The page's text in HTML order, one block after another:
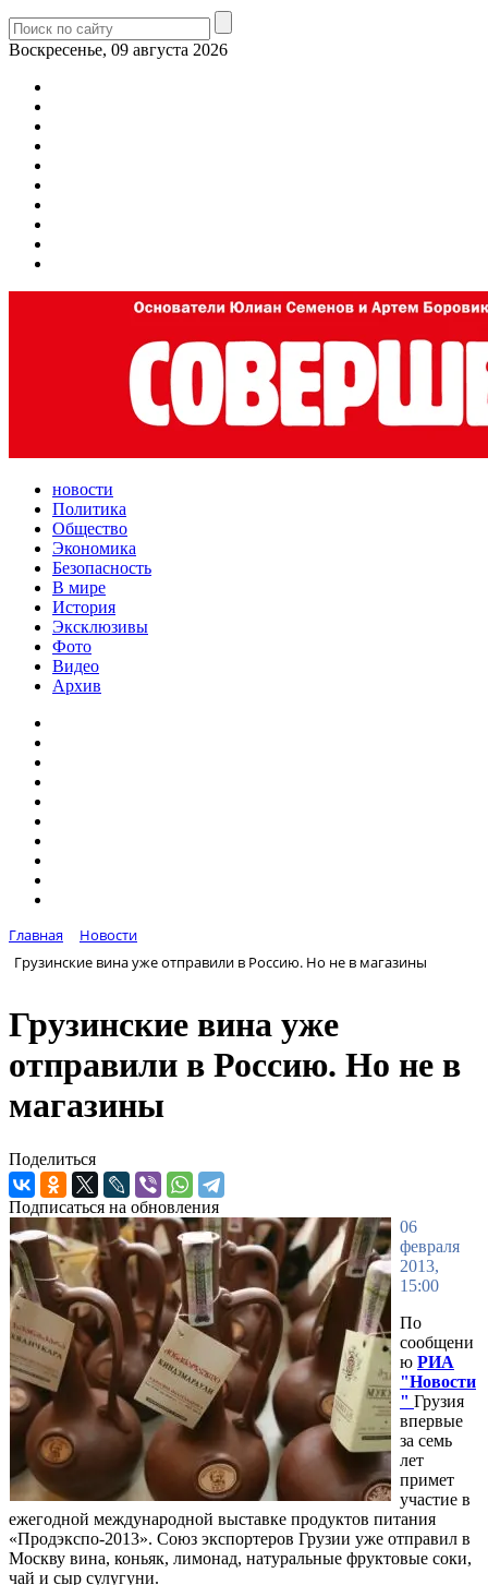
Воскресенье, 09 августа 2026
новости
Политика
Общество
Экономика
Безопасность
В мире
История
Эксклюзивы
Фото
Видео
Архив
Главная
Новости
Грузинские вина уже отправили в Россию. Но не в магазины
Грузинские вина уже
отправили в Россию. Но не в
магазины
Поделиться
Подписаться на обновления
06
февраля
2013,
15:00
По
сообщени
ю РИА
"Новости
" Грузия
впервые
за семь
лет
примет
участие в
ежегодной международной выставке продуктов питания
«Продэкспо-2013». Союз экспортеров Грузии уже отправил в
Москву вина, коньяк, лимонад, натуральные фруктовые соки,
чай и сыр сулугуни.